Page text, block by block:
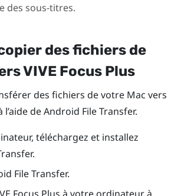
des sous-titres.
des fichiers de
VIVE Focus Plus
des fichiers de votre Mac vers
l’aide de Android File Transfer.
téléchargez et installez
File Transfer.